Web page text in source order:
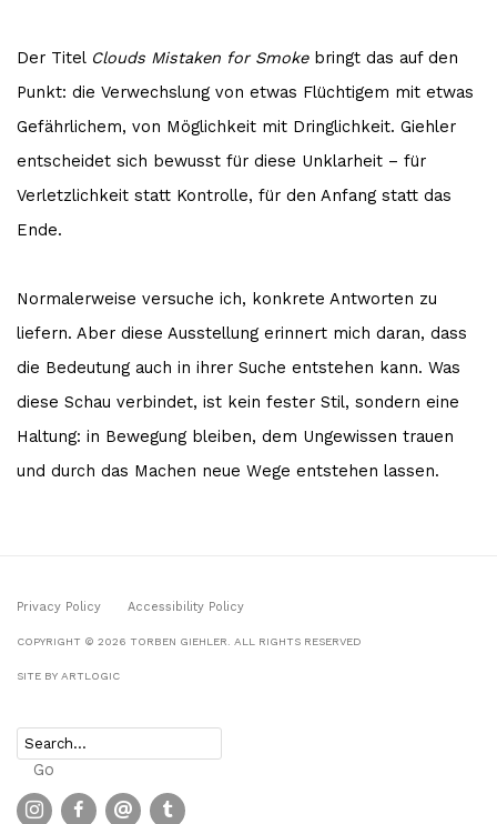
Der Titel Clouds Mistaken for Smokebringt das auf den
Punkt: die Verwechslung von etwas Flüchtigem mit etwas
Gefährlichem, von Möglichkeit mit Dringlichkeit. Giehler
entscheidet sich bewusst für diese Unklarheit – für
Verletzlichkeit statt Kontrolle, für den Anfang statt das
Ende.
Normalerweise versuche ich, konkrete Antworten zu
liefern. Aber diese Ausstellung erinnert mich daran, dass
die Bedeutung auch in ihrer Suche entstehen kann. Was
diese Schau verbindet, ist kein fester Stil, sondern eine
Haltung: in Bewegung bleiben, dem Ungewissen trauen
und durch das Machen neue Wege entstehen lassen.
Privacy Policy Accessibility Policy
COPYRIGHT © 2026 TORBEN GIEHLER. ALL RIGHTS RESERVED
SITE BY ARTLOGIC
Go